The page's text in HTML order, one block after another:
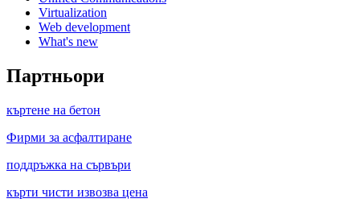
Virtualization
Web development
What's new
Партньори
къртене на бетон
Фирми за асфалтиране
поддръжка на сървъри
кърти чисти извозва цена